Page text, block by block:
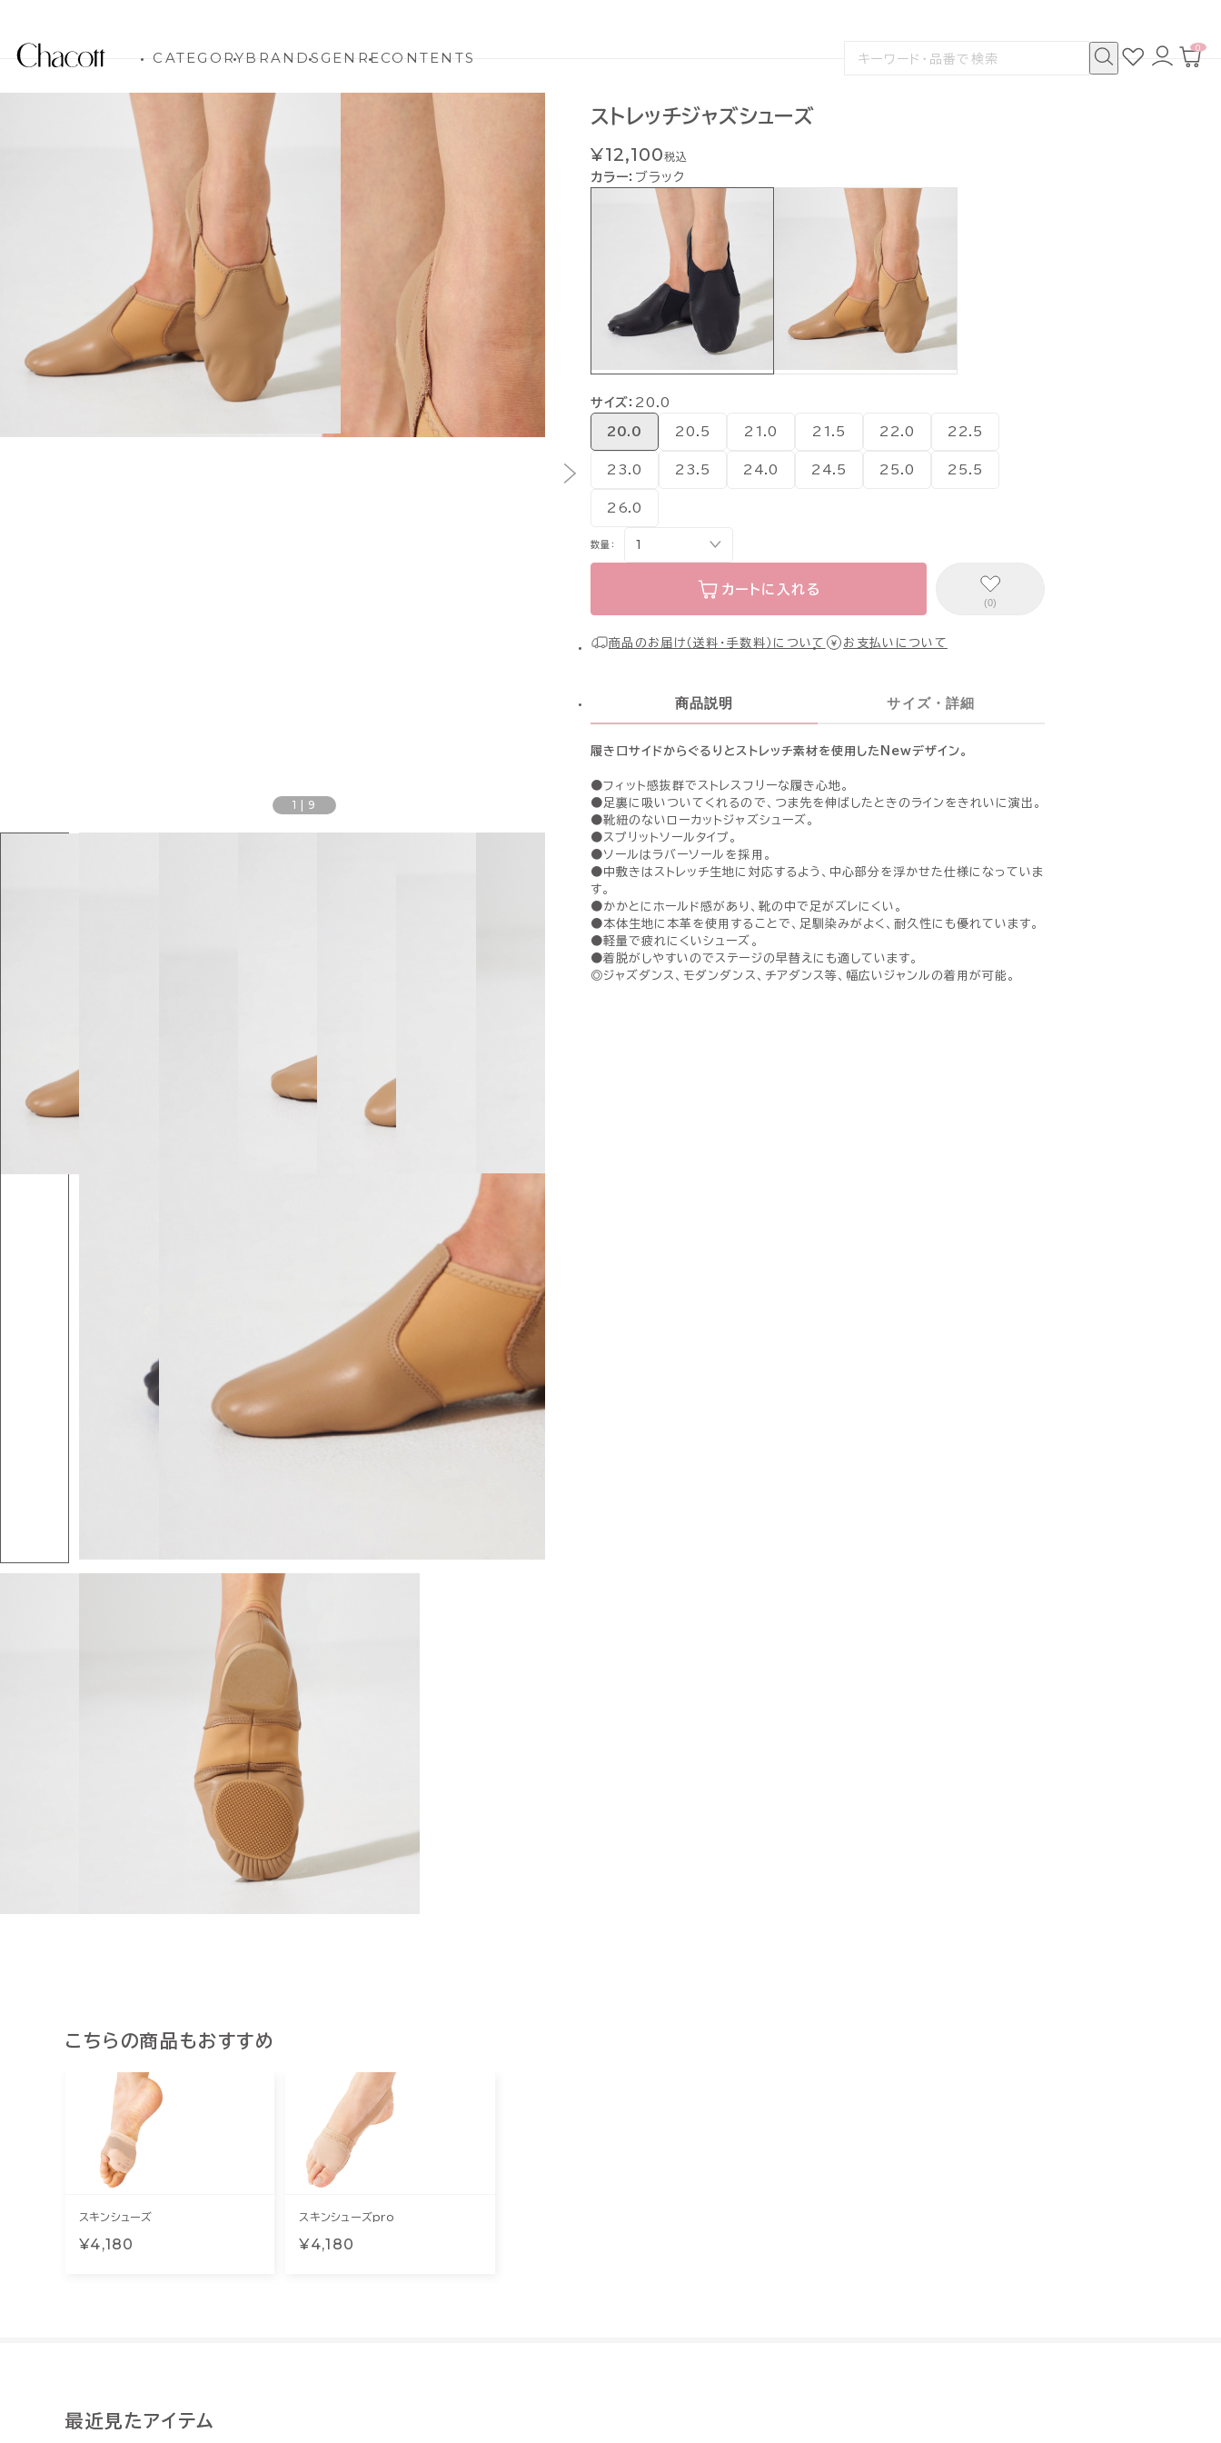
CATEGORYBRANDSGENRECONTENTS
検
お
気
ロ
グ
カ
0
1 9
ストレッチジャズシューズ
¥12,100税込
カラー： ブラック
サイズ： 20.0
20.0 20.5 21.0 21.5 22.0 22.5
23.0 23.5 24.0 24.5 25.0 25.5
26.0
数量：
カートに入れる
(0)
商品のお届け（送料・手数料）について お支払いについて
商品説明 サイズ・詳細
履き口サイドからぐるりとストレッチ素材を使用したNewデザイン。
●フィット感抜群でストレスフリーな履き心地。
●足裏に吸いついてくれるので、つま先を伸ばしたときのラインをきれいに演出。
●靴紐のないローカットジャズシューズ。
●スプリットソールタイプ。
●ソールはラバーソールを採用。
●中敷きはストレッチ生地に対応するよう、中心部分を浮かせた仕様になっていま
す。
●かかとにホールド感があり、靴の中で足がズレにくい。
●本体生地に本革を使用することで、足馴染みがよく、耐久性にも優れています。
●軽量で疲れにくいシューズ。
●着脱がしやすいのでステージの早替えにも適しています。
◎ジャズダンス、モダンダンス、チアダンス等、幅広いジャンルの着用が可能。
こちらの商品もおすすめ
スキンシューズ
¥4,180
スキンシューズpro
¥4,180
最近見たアイテム